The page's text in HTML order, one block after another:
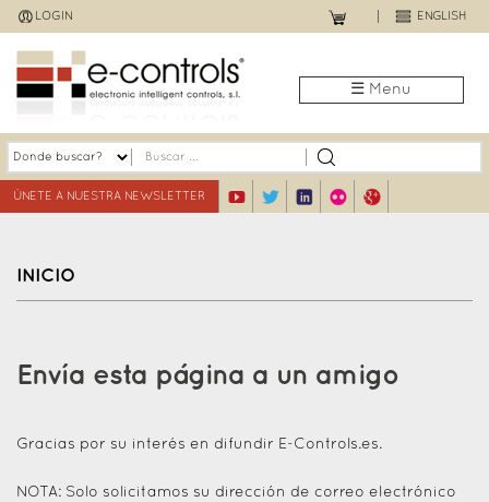
Jump
to
navigation
LOGIN ENGLISH
☰ Menu
ÚNETE A NUESTRA NEWSLETTER
INICIO
top
Envía esta página a un amigo
Gracias por su interés en difundir E-Controls.es.
NOTA: Solo solicitamos su dirección de correo electrónico